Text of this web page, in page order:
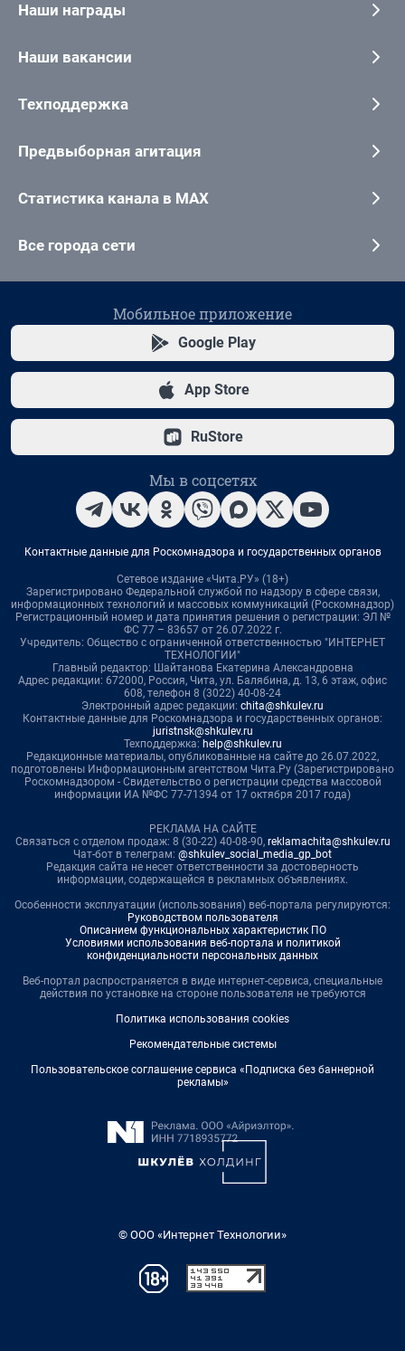
Наши награды
Наши вакансии
Техподдержка
Предвыборная агитация
Статистика канала в MAX
Все города сети
Мобильное приложение
Google Play
App Store
RuStore
Мы в соцсетях
Контактные данные для Роскомнадзора и государственных органов
Сетевое издание «Чита.РУ» (18+)
Зарегистрировано Федеральной службой по надзору в сфере связи,
информационных технологий и массовых коммуникаций (Роскомнадзор)
Регистрационный номер и дата принятия решения о регистрации: ЭЛ №
ФС 77 – 83657 от 26.07.2022 г.
Учредитель: Общество с ограниченной ответственностью "ИНТЕРНЕТ
ТЕХНОЛОГИИ"
Главный редактор: Шайтанова Екатерина Александровна
Адрес редакции: 672000, Россия, Чита, ул. Балябина, д. 13, 6 этаж, офис
608, телефон 8 (3022) 40-08-24
Электронный адрес редакции: chita@shkulev.ru
Контактные данные для Роскомнадзора и государственных органов:
juristnsk@shkulev.ru
Техподдержка: help@shkulev.ru
Редакционные материалы, опубликованные на сайте до 26.07.2022,
подготовлены Информационным агентством Чита.Ру (Зарегистрировано
Роскомнадзором - Свидетельство о регистрации средства массовой
информации ИА №ФС 77-71394 от 17 октября 2017 года)
РЕКЛАМА НА САЙТЕ
Связаться с отделом продаж: 8 (30-22) 40-08-90, reklamachita@shkulev.ru
Чат-бот в телеграм: @shkulev_social_media_gp_bot
Редакция сайта не несет ответственности за достоверность
информации, содержащейся в рекламных объявлениях.
Особенности эксплуатации (использования) веб-портала регулируются:
Руководством пользователя
Описанием функциональных характеристик ПО
Условиями использования веб-портала и политикой
конфиденциальности персональных данных
Веб-портал распространяется в виде интернет-сервиса, специальные
действия по установке на стороне пользователя не требуются
Политика использования cookies
Рекомендательные системы
Пользовательское соглашение сервиса «Подписка без баннерной
рекламы»
© ООО «Интернет Технологии»